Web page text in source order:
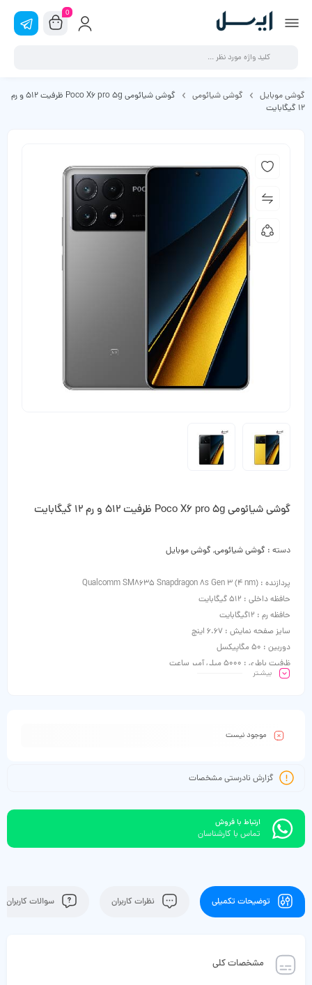
0
گوشی موبایل گوشی شیائومی
گوشی شیائومی Poco X6 pro 5g ظرفیت 512 و رم
12 گیگابایت
گوشی شیائومی Poco X6 pro 5g ظرفیت 512 و رم 12 گیگابایت
دسته : گوشی شیائومی,گوشی موبایل
پردازنده : Qualcomm SM8635 Snapdragon 8s Gen 3 (4 nm)
حافظه داخلی : 512 گیگابایت
حافظه رم : 12گیگابایت
سایز صفحه نمایش : 6.67 اینچ
دوربین : 50 مگاپیکسل
ظرفیت باطری : 5000 میلی آمپر ساعت
بیشـتر
موجود نیست
گزارش نادرستی مشخصات
ارتباط با فروش
تماس با کارشناسان
توضیحات تکمیلی نظرات کاربران سوالات کاربران
مشخصات کلی